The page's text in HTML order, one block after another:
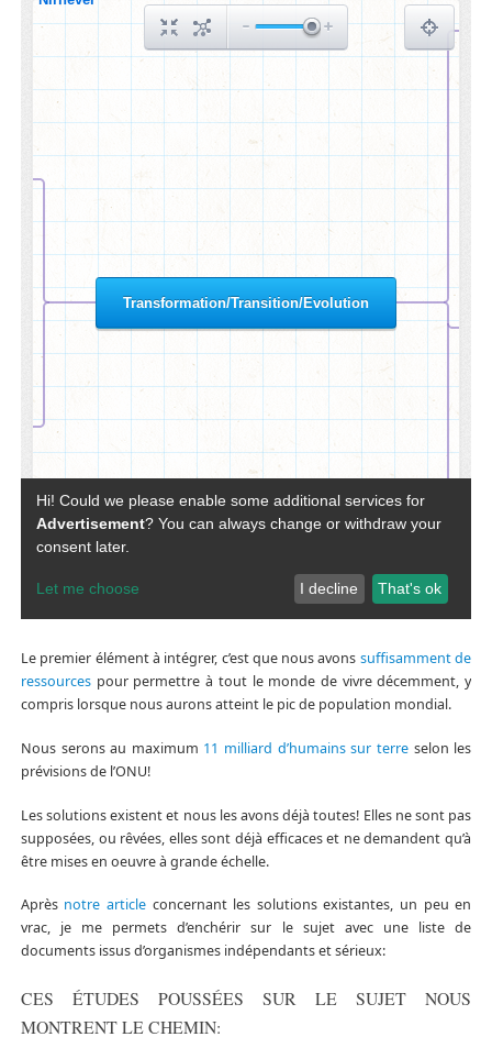
Le premier élément à intégrer, c’est que nous avons suffisamment de
ressourcespour permettre à tout le monde de vivre décemment, y
compris lorsque nous aurons atteint le pic de population mondial.
Nous serons au maximum 11 milliard d’humains sur terreselon les
prévisions de l’ONU!
Les solutions existent et nous les avons déjà toutes! Elles ne sont pas
supposées, ou rêvées, elles sont déjà efficaces et ne demandent qu’à
être mises en oeuvre à grande échelle.
Après notre article concernant les solutions existantes, un peu en
vrac, je me permets d’enchérir sur le sujet avec une liste de
documents issus d’organismes indépendants et sérieux:
CES ÉTUDES POUSSÉES SUR LE SUJET NOUS
MONTRENT LE CHEMIN: